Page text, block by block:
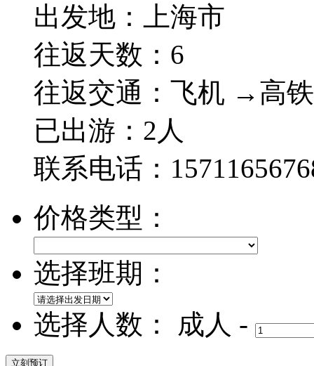
出发地：上海市
往返天数：6
往返交通：飞机 →高
已出游：2人
联系电话：
价格类型：
选择班期：
选择人数：
成人 -